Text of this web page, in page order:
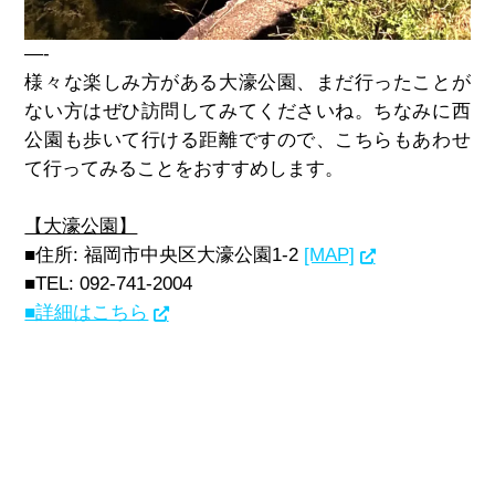
—-
様々な楽しみ方がある大濠公園、まだ行ったことが
ない方はぜひ訪問してみてくださいね。ちなみに西
公園も歩いて行ける距離ですので、こちらもあわせ
て行ってみることをおすすめします。
【大濠公園】
■住所: 福岡市中央区大濠公園1-2 [MAP]
■TEL: 092-741-2004
■詳細はこちら